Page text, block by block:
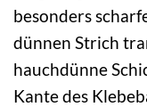
besonders
dünnen Strich
hauchdünne
Kante des